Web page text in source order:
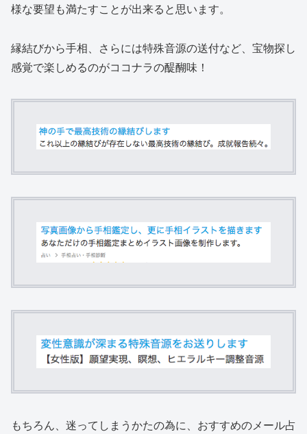
様な要望も満たすことが出来ると思います。
縁結びから手相、さらには特殊音源の送付など、 宝物探し
感覚で楽しめるのがココナラの醍醐味！
もちろん、迷ってしまうかたの為に、おすすめのメール占